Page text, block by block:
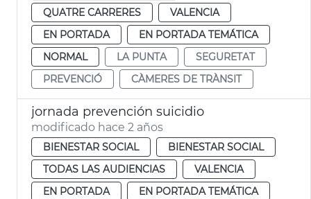
QUATRE CARRERES
VALENCIA
EN PORTADA
EN PORTADA TEMÁTICA
NORMAL
LA PUNTA
SEGURETAT
PREVENCIÓ
CÀMERES DE TRÀNSIT
jornada prevención suicidio
modificado hace 2 años
BIENESTAR SOCIAL
BIENESTAR SOCIAL
TODAS LAS AUDIENCIAS
VALENCIA
EN PORTADA
EN PORTADA TEMÁTICA